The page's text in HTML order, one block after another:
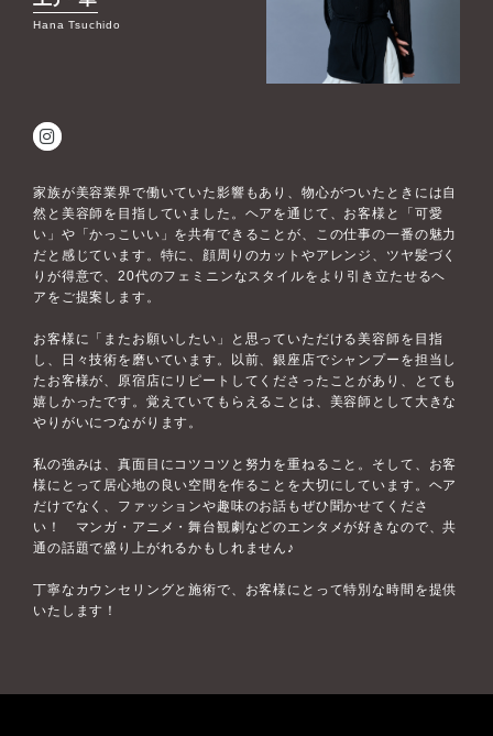
Hana Tsuchido
家族が美容業界で働いていた影響もあり、物心がついたときには自
然と美容師を目指していました。ヘアを通じて、お客様と「可愛
い」や「かっこいい」を共有できることが、この仕事の一番の魅力
だと感じています。特に、顔周りのカットやアレンジ、ツヤ髪づく
りが得意で、20代のフェミニンなスタイルをより引き立たせるヘ
アをご提案します。
お客様に「またお願いしたい」と思っていただける美容師を目指
し、日々技術を磨いています。以前、銀座店でシャンプーを担当し
たお客様が、原宿店にリピートしてくださったことがあり、とても
嬉しかったです。覚えていてもらえることは、美容師として大きな
やりがいにつながります。
私の強みは、真面目にコツコツと努力を重ねること。そして、お客
様にとって居心地の良い空間を作ることを大切にしています。ヘア
だけでなく、ファッションや趣味のお話もぜひ聞かせてくださ
い！ マンガ・アニメ・舞台観劇などのエンタメが好きなので、共
通の話題で盛り上がれるかもしれません♪
丁寧なカウンセリングと施術で、お客様にとって特別な時間を提供
いたします！